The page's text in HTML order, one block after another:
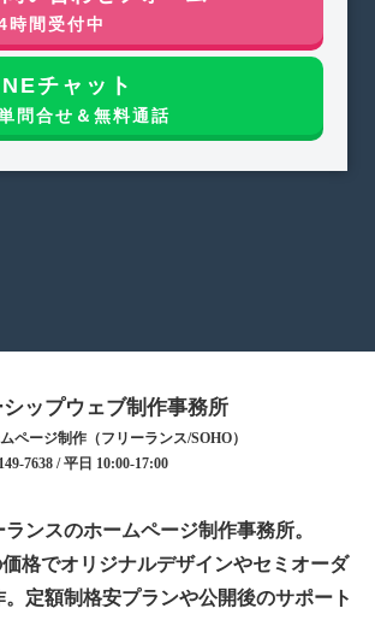
時間受付中
チャット
問合せ＆無料通話
ップウェブ制作事務所
ページ制作（フリーランス/SOHO）
7638 / 平日 10:00-17:00
ンスのホームページ制作事務所。
格でオリジナルデザインやセミオーダ
定額制格安プランや公開後のサポート